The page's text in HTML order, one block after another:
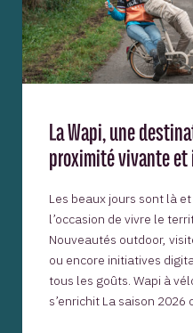
La Wapi, une
proximité vivante
Les beaux jours sont là
l’occasion de vivre le
Nouveautés outdoor,
ou encore initiatives
tous les goûts. Wapi à
s’enrichit La saison 2026